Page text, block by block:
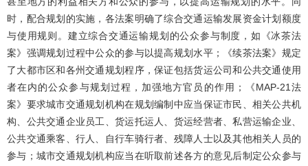
时，配合规划的实施，各法案明确了综合交通运输发展资金计划额度
与使用规则。建立综合交通运输规划的公众参与制度，如《冰茶法
案》强调规划过程中公众的参与以提高规划水平；《续茶法案》规定
了大都市区和各州交通规划程序，保证包括货运公司和公共交通使用
者在内的公众参与规划过程，加强地方官员的作用；《MAP-21法
案》要求城市交通规划机构在规划编制中应当保证市民、相关公共机
构、公共交通企业员工、货运托运人、货运经营者、私营运输企业、
公共交通乘客、行人、自行车骑行者、残障人士以及其他相关人员的
参与；城市交通规划机构应当在听取前述各方的意见后制定公众参与